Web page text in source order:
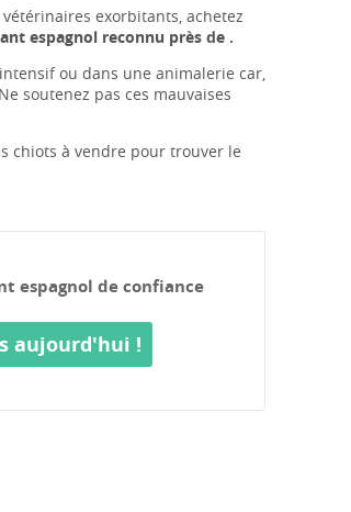
exorbitants, achetez
espagnol reconnu près de .
ou dans une animalerie car,
soutenez pas ces mauvaises
chiots à vendre pour trouver le
espagnol de confiance
aujourd'hui !